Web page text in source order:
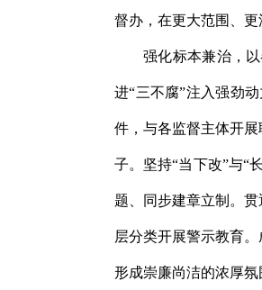
督办，在更大范围、更
强化标本兼治，
进“三不腐”注入强劲
件，与各监督主体开
子。坚持“当下改”与“
题、同步建章立制。
层分类开展警示教育
形成崇廉尚洁的浓厚氛